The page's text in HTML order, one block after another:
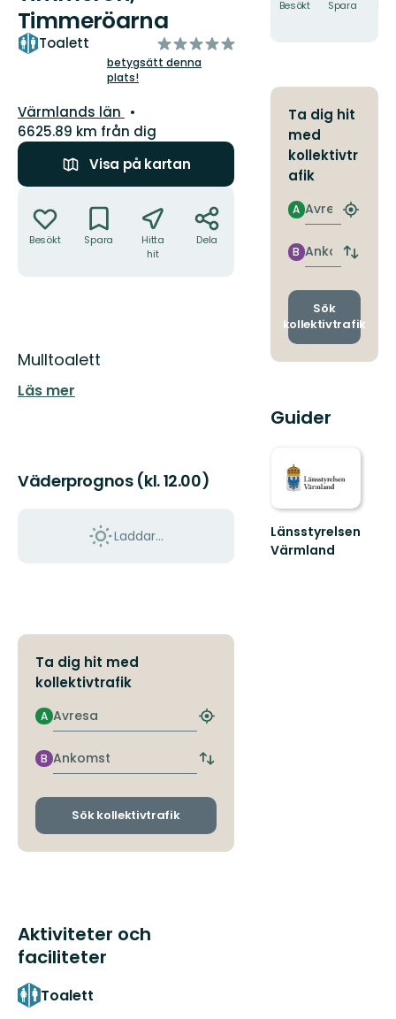
Timmeröarna
Toalett
av
5
betygsätt denna
plats!
Län:
Värmlands län
6625.89 km från dig
Visa på kartan
Besökt Spara
Hitta
hit
Dela
Beskrivning
Mulltoalett
Läs mer
Väderprognos (kl. 12.00)
Laddar...
Ta dig hit med
kollektivtrafik
Avresa
A
Hitta
hållplats
Ankomst
B
Byt
och
Sök kollektivtrafik
Aktiviteter och
faciliteter
Toalett
Besökt Spara
Ta dig hit
med
kollektivtr
afik
Avresa
A
Hitta
Ankomst
B
Byt
och
Sök
kollektivtrafik
Guider
Länsstyrelsen
Värmland